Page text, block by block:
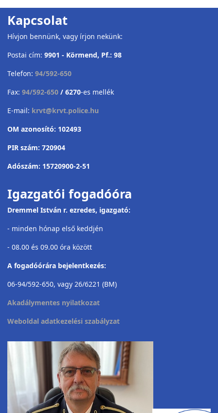
Kapcsolat
Hívjon bennünk, vagy írjon nekünk:
Postai cím: 9901 - Körmend, Pf.: 98
Telefon: 94/592-650
Fax: 94/592-650 / 6270-es mellék
E-mail: krvt@krvt.police.hu
OM azonosító: 102493
PIR szám: 720904
Adószám: 15720900-2-51
Igazgatói fogadóóra
Dremmel István r. ezredes, igazgató:
- minden hónap első keddjén
- 08.00 és 09.00 óra között
A fogadóórára bejelentkezés:
06-94/592-650, vagy 26/6221 (BM)
Akadálymentes nyilatkozat
Weboldal adatkezelési szabályzat